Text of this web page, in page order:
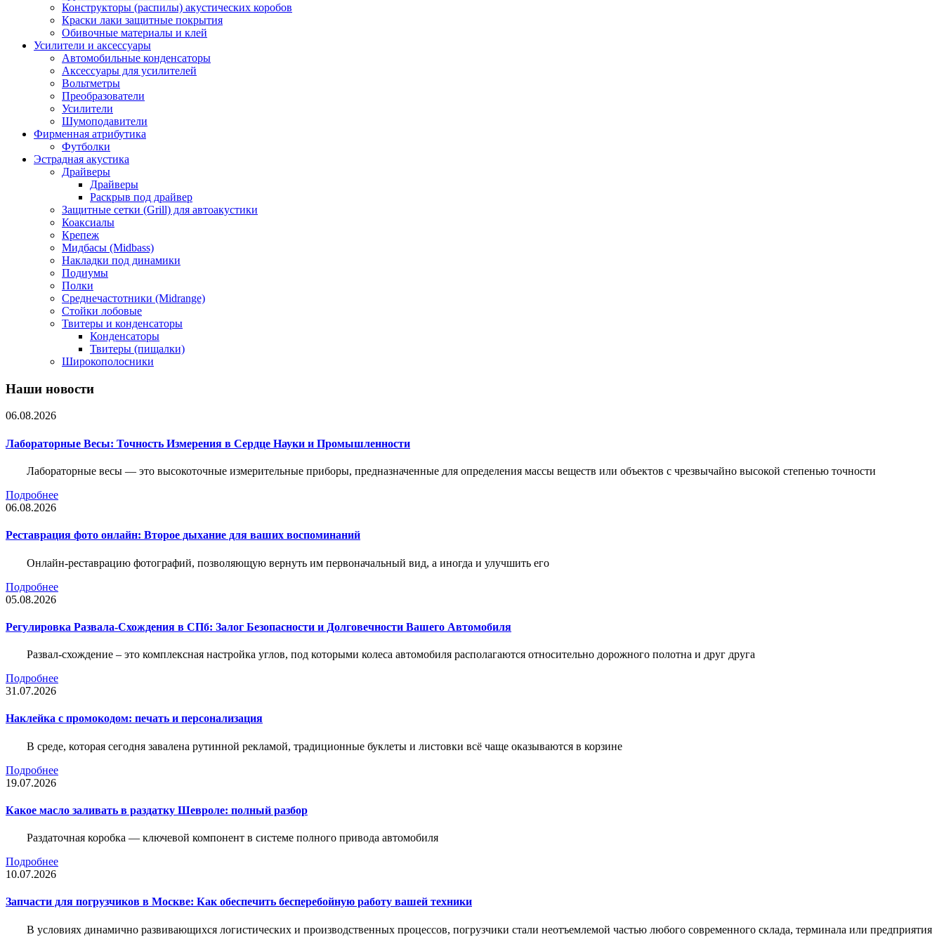
Конструкторы (распилы) акустических коробов
Краски лаки защитные покрытия
Обивочные материалы и клей
Усилители и аксессуары
Автомобильные конденсаторы
Аксессуары для усилителей
Вольтметры
Преобразователи
Усилители
Шумоподавители
Фирменная атрибутика
Футболки
Эстрадная акустика
Драйверы
Драйверы
Раскрыв под драйвер
Защитные сетки (Grill) для автоакустики
Коаксиалы
Крепеж
Мидбасы (Midbass)
Накладки под динамики
Подиумы
Полки
Среднечастотники (Midrange)
Стойки лобовые
Твитеры и конденсаторы
Конденсаторы
Твитеры (пищалки)
Широкополосники
Наши новости
06.08.2026
Лабораторные Весы: Точность Измерения в Сердце Науки и Промышленности
Лабораторные весы — это высокоточные измерительные приборы, предназначенные для определения массы веществ или объектов с чрезвычайно высокой степенью точности
Подробнее
06.08.2026
Реставрация фото онлайн: Второе дыхание для ваших воспоминаний
Онлайн-реставрацию фотографий, позволяющую вернуть им первоначальный вид, а иногда и улучшить его
Подробнее
05.08.2026
Регулировка Развала-Схождения в СПб: Залог Безопасности и Долговечности Вашего Автомобиля
Развал-схождение – это комплексная настройка углов, под которыми колеса автомобиля располагаются относительно дорожного полотна и друг друга
Подробнее
31.07.2026
Наклейка c промокодом: печать и персонализация
В среде, которая сегодня завалена рутинной рекламой, традиционные буклеты и листовки всё чаще оказываются в корзине
Подробнее
19.07.2026
Какое масло заливать в раздатку Шевроле: полный разбор
Раздаточная коробка — ключевой компонент в системе полного привода автомобиля
Подробнее
10.07.2026
Запчасти для погрузчиков в Москве: Как обеспечить бесперебойную работу вашей техники
В условиях динамично развивающихся логистических и производственных процессов, погрузчики стали неотъемлемой частью любого современного склада, терминала или предприятия